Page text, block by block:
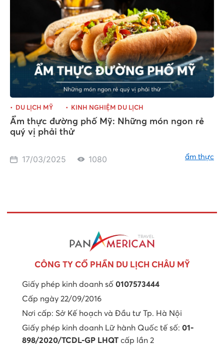
DU LỊCH MỸ KINH NGHIỆM DU LỊCH
Ẩm thực đường phố Mỹ: Những món ngon rẻ
quý vị phải thử
17/03/2025 1080 ẩm thực
CÔNG TY CỔ PHẦN DU LỊCH CHÂU MỸ
Giấy phép kinh doanh số 0107573444
Cấp ngày 22/09/2016
Nơi cấp: Sở Kế hoạch và Đầu tư Tp. Hà Nội
Giấy phép kinh doanh Lữ hành Quốc tế số: 01-
898/2020/TCDL-GP LHQT cấp lần 2